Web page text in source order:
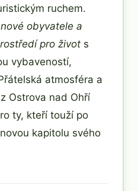
ruchem.
obyvatele a
pro život s
vybaveností,
atmosféra a
Ostrova nad Ohří
ty, kteří touží po
kapitolu svého